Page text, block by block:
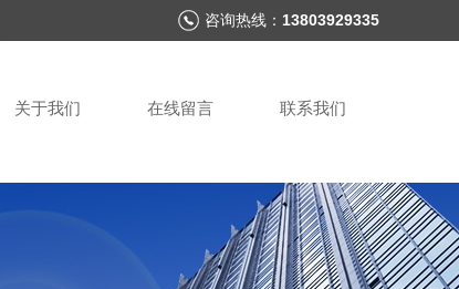
咨询热线： 13803929335
关于我们 在线留言 联系我们